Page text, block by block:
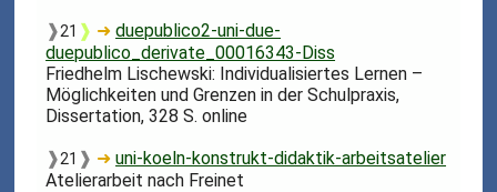
❱21 ❱ ➜duepublico2-uni-due-
duepublico_derivate_00016343-Diss
Friedhelm Lischewski: Individualisiertes Lernen –
Möglichkeiten und Grenzen in der Schulpraxis,
Dissertation, 328 S. online
❱21 ❱ ➜uni-koeln-konstrukt-didaktik-arbeitsatelier
Atelierarbeit nach Freinet